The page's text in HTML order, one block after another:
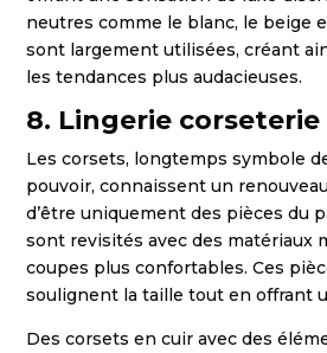
neutres comme le blanc, le beige
sont largement utilisées, créant
les tendances plus audacieuses.
8. Lingerie
Les corsets, longtemps symbole
pouvoir, connaissent un
d’être uniquement des pièces du
sont revisités avec des matériaux
coupes plus confortables. Ces
soulignent la taille tout en offrant
Des corsets en cuir avec des